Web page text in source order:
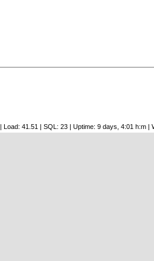
| Load: 41.51 | SQL: 23 | Uptime: 9 days, 4:01 h:m